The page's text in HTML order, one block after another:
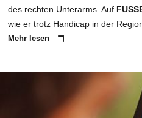
des rechten Unterarms. Auf
wie er trotz Handicap in der
Mehr lesen